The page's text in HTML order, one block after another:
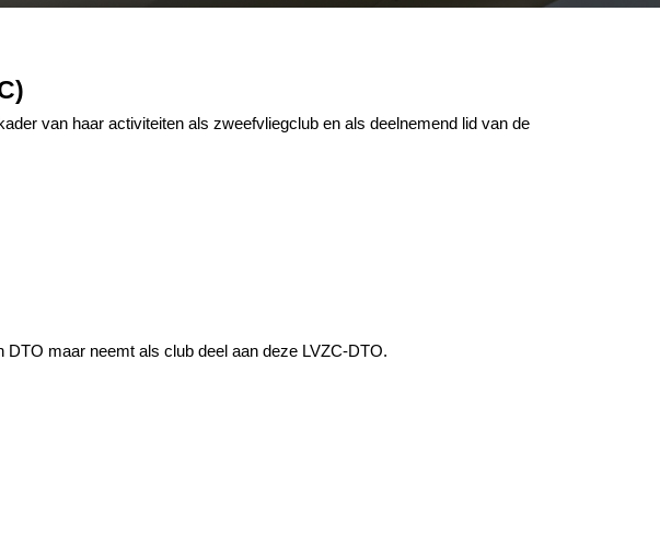
van haar activiteiten als zweefvliegclub en als deelnemend lid van de
maar neemt als club deel aan deze LVZC-DTO.